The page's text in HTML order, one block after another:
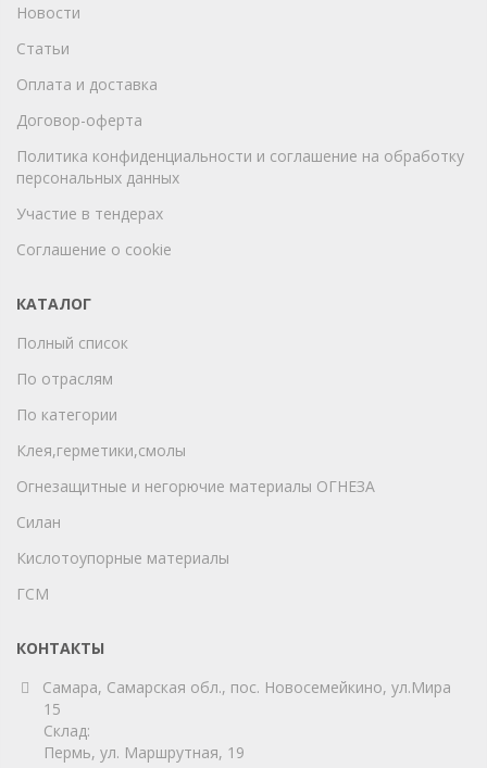
Новости
Статьи
Оплата и доставка
Договор-оферта
Политика конфиденциальности и соглашение на обработку
персональных данных
Участие в тендерах
Соглашение о cookie
КАТАЛОГ
Полный список
По отраслям
По категории
Клея,герметики,смолы
Огнезащитные и негорючие материалы ОГНЕЗА
Силан
Кислотоупорные материалы
ГСМ
КОНТАКТЫ
Самара, Самарская обл., пос. Новосемейкино, ул.Мира
15
Склад:
Пермь, ул. Маршрутная, 19